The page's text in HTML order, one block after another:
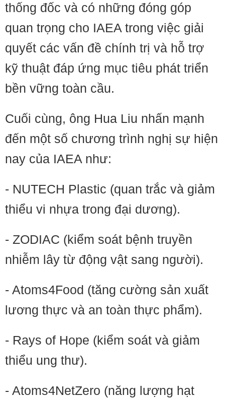
thống đốc và có những đóng góp
quan trọng cho IAEA trong việc giải
quyết các vấn đề chính trị và hỗ trợ
kỹ thuật đáp ứng mục tiêu phát triển
bền vững toàn cầu.
Cuối cùng, ông Hua Liu nhấn mạnh
đến một số chương trình nghị sự hiện
nay của IAEA như:
- NUTECH Plastic (quan trắc và giảm
thiểu vi nhựa trong đại dương).
- ZODIAC (kiểm soát bệnh truyền
nhiễm lây từ động vật sang người).
- Atoms4Food (tăng cường sản xuất
lương thực và an toàn thực phẩm).
- Rays of Hope (kiểm soát và giảm
thiểu ung thư).
- Atoms4NetZero (năng lượng hạt